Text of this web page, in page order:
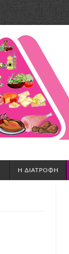
Η ΔΙΑΤΡΟΦΗ